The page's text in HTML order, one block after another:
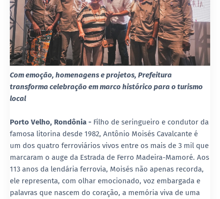
Com emoção, homenagens e projetos, Prefeitura
transforma celebração em marco histórico para o turismo
local
Porto Velho, Rondônia - Filho de seringueiro e condutor da
famosa litorina desde 1982, Antônio Moisés Cavalcante é
um dos quatro ferroviários vivos entre os mais de 3 mil que
marcaram o auge da Estrada de Ferro Madeira-Mamoré. Aos
113 anos da lendária ferrovia, Moisés não apenas recorda,
ele representa, com olhar emocionado, voz embargada e
palavras que nascem do coração, a memória viva de uma